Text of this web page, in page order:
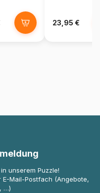
23,95 €
unserem Puzzle!
E-Mail-Postfach (Angebote,
…)